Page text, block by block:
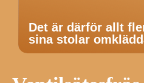
Det är därför allt
sina stolar